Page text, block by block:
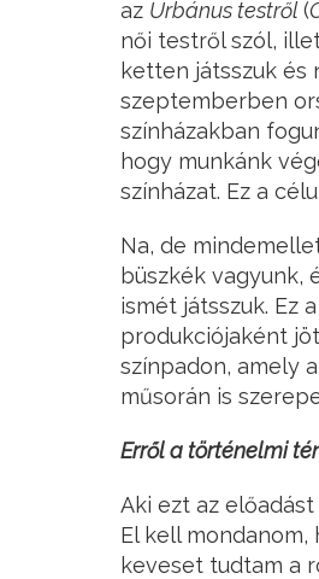
az Urbánus testről(
női testről szól,
ketten játsszuk és
szeptemberben
színházakban
hogy munkánk
színházat. Ez a
Na, de
büszkék vagyunk,
ismét játsszuk. Ez
produkciójaként
színpadon, amely
műsorán is
Erről a történelmi
Aki ezt az
El kell mondanom,
keveset tudtam a